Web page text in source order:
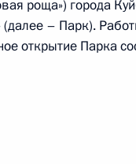
связи
роща») города
– Парк).
открытие Парка